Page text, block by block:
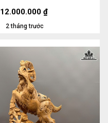
2 tháng trước
12.000.000 ₫